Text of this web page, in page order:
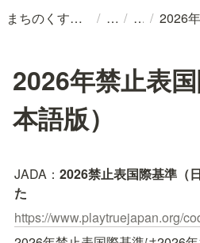
まちのくすりばこ / / /
2026年禁止表
本語版）
JADA： 2026禁止表国際基準（
た
https://www.playtruejapan.org/